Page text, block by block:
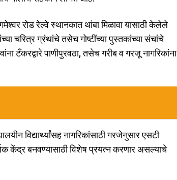
रोड रेल्वे स्थानकात थांबा मिळावा यासाठी केलेले
चरित्र ग्रंथांचे तसेच गोष्टींच्या पुस्तकांच्या संचांचे
टँकरद्वारे पाणीपुरवठा, तसेच गरीब व गरजू नागरिकांना
विद्यार्थ्यांसह नागरिकांसाठी गरजेनुसार एसटी
केंद्र बनवण्यासाठी विशेष प्रयत्न करणार असल्याचे